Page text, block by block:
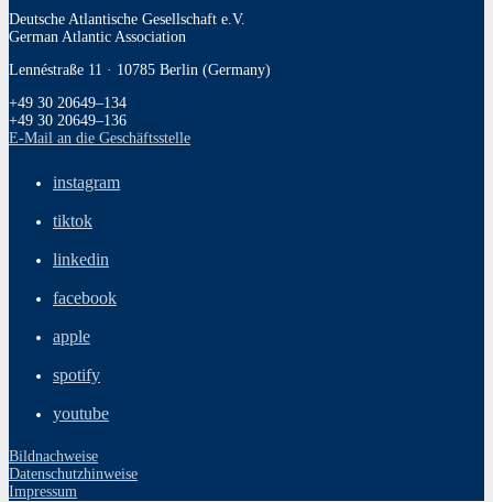
Deutsche Atlantische Gesellschaft e.V.
German Atlantic Association
Lennéstraße 11 · 10785 Berlin (Germany)
+49 30 20649–134
+49 30 20649–136
E‑Mail an die Geschäftsstelle
instagram
tiktok
linkedin
facebook
apple
spotify
youtube
Bildnachweise
Datenschutzhinweise
Impressum